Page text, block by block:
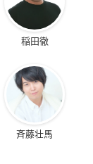
稲田徹
斉藤壮馬